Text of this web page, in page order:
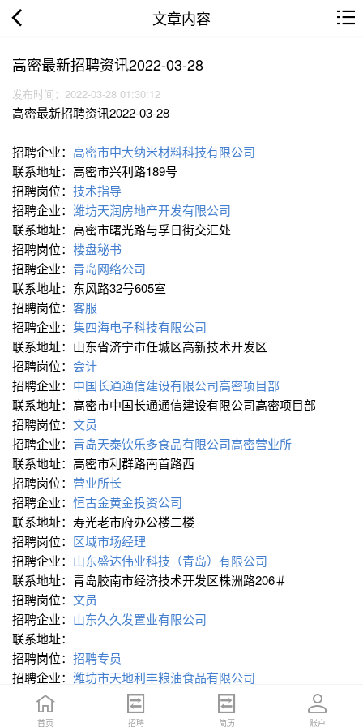
文章内容
高密最新招聘资讯2022-03-28
发布时间：2022-03-28 01:30:12
高密最新招聘资讯2022-03-28
招聘企业： 高密市中大纳米材料科技有限公司
联系地址：高密市兴利路189号
招聘岗位： 技术指导
招聘企业： 潍坊天润房地产开发有限公司
联系地址：高密市曙光路与孚日街交汇处
招聘岗位： 楼盘秘书
招聘企业： 青岛网络公司
联系地址：东风路32号605室
招聘岗位： 客服
招聘企业： 集四海电子科技有限公司
联系地址：山东省济宁市任城区高新技术开发区
招聘岗位： 会计
招聘企业： 中国长通通信建设有限公司高密项目部
联系地址：高密市中国长通通信建设有限公司高密项目部
招聘岗位： 文员
招聘企业： 青岛天泰饮乐多食品有限公司高密营业所
联系地址：高密市利群路南首路西
招聘岗位： 营业所长
招聘企业： 恒古金黄金投资公司
联系地址：寿光老市府办公楼二楼
招聘岗位： 区域市场经理
招聘企业： 山东盛达伟业科技（青岛）有限公司
联系地址：青岛胶南市经济技术开发区株洲路206＃
招聘岗位： 文员
招聘企业： 山东久久发置业有限公司
联系地址：
招聘岗位： 招聘专员
招聘企业： 潍坊市天地利丰粮油食品有限公司
联系地址：诸城市兴华东路145号
招聘岗位：
销售部经理配粉师
首页 招聘 简历 账户
首页 招聘 简历 账户